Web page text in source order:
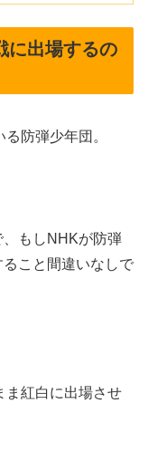
に出場するの
防弾少年団。
もしNHKが防弾
こと間違いなしで
ま紅白に出場させ